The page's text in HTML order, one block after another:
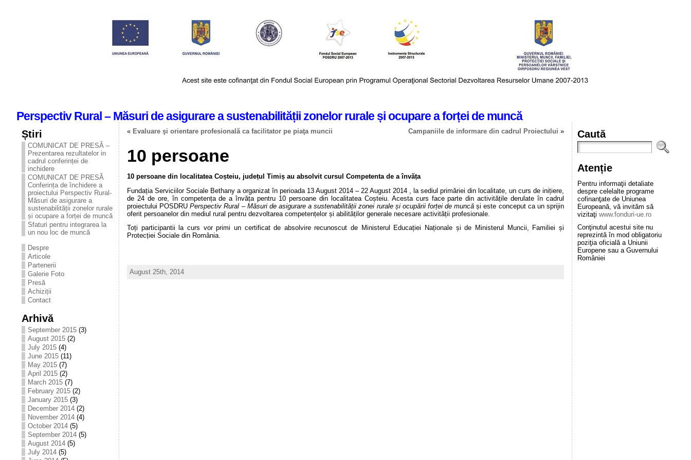
Perspectiv Rural – Măsuri de asigurare a sustenabilității zonelor rurale și ocupare a forței de muncă
Știri
COMUNICAT DE PRESĂ –
Prezentarea rezultatelor in
cadrul conferinței de
inchidere
COMUNICAT DE PRESĂ
Conferința de închidere a
proiectului Perspectiv Rural-
Măsuri de asigurare a
sustenabilității zonelor rurale
și ocupare a forței de muncă
Sfaturi pentru integrarea la
un nou loc de muncă
Despre
Articole
Partenerii
Galerie Foto
Presă
Achiziții
Contact
Arhivă
September 2015 (3)
August 2015 (2)
July 2015 (4)
June 2015 (11)
May 2015 (7)
April 2015 (2)
March 2015 (7)
February 2015 (2)
January 2015 (3)
December 2014 (2)
November 2014 (4)
October 2014 (5)
September 2014 (5)
August 2014 (5)
July 2014 (5)
« Evaluare şi orientare profesională ca facilitator pe piaţa muncii Campaniile de informare din cadrul Proiectului »
10 persoane
10 persoane din localitatea Coșteiu, județul Timiș au absolvit cursul Competenta de a învăța
Fundația Serviciilor Sociale Bethany a organizat în perioada 13 August 2014 – 22 August 2014 , la sediul primăriei din localitate, un curs de inițiere,
de 24 de ore, în competența de a învăța pentru 10 persoane din localitatea Coșteiu. Acesta curs face parte din activitățile derulate în cadrul
proiectului POSDRUPerspectiv Rural – Măsuri de asigurare a sustenabilității zonei rurale și ocupării forței de muncăși este conceput ca un sprijin
oferit persoanelor din mediul rural pentru dezvoltarea competențelor și abilităților generale necesare activității profesionale.
Toți participantii la curs vor primi un certificat de absolvire recunoscut de Ministerul Educației Naționale și de Ministerul Muncii, Familiei și
Protecției Sociale din România.
August 25th, 2014
Caută
Atenție
Pentru informaţii detaliate
despre celelalte programe
cofinanţate de Uniunea
Europeană, vă invităm să
vizitaţi www.fonduri-ue.ro
Conţinutul acestui site nu
reprezintă în mod obligatoriu
poziţia oficială a Uniunii
Europene sau a Guvernului
României